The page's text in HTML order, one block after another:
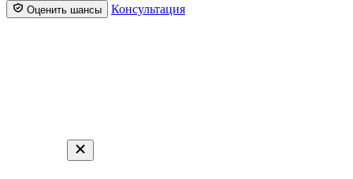
Оценить шансы Консультация